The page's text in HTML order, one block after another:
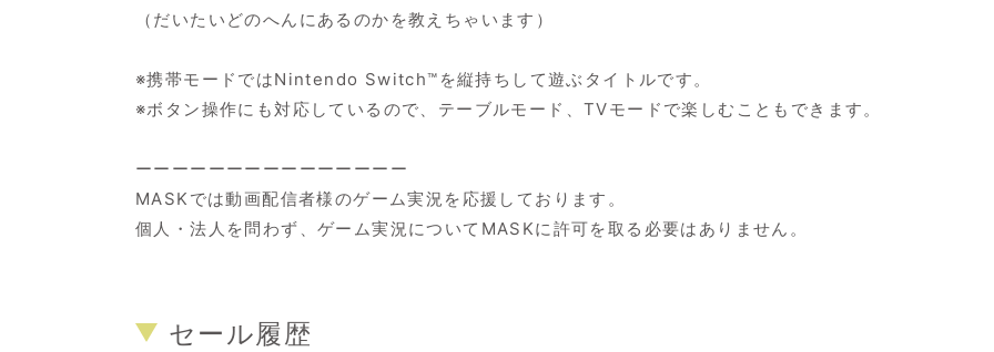
（だいたいどのへんにあるのかを教えちゃいます）
※携帯モードではNintendo Switch™を縦持ちして遊ぶタイトルです。
※ボタン操作にも対応しているので、テーブルモード、TVモードで楽しむこともできます。
ーーーーーーーーーーーーーーー
MASKでは動画配信者様のゲーム実況を応援しております。
個人・法人を問わず、ゲーム実況についてMASKに許可を取る必要はありません。
セール履歴